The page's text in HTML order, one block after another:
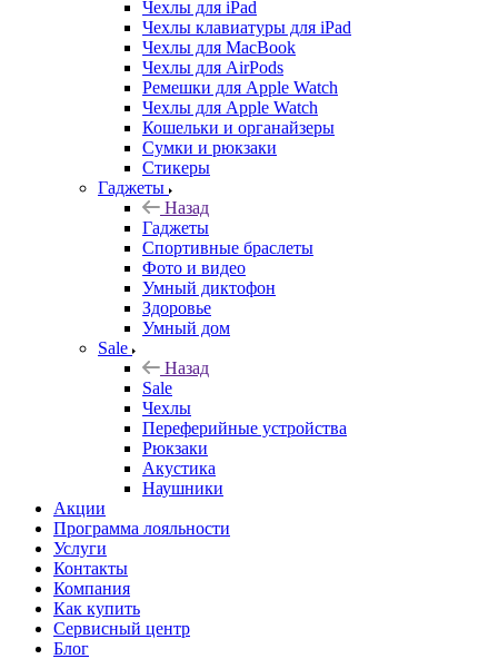
Чехлы для iPad
Чехлы клавиатуры для iPad
Чехлы для MacBook
Чехлы для AirPods
Ремешки для Apple Watch
Чехлы для Apple Watch
Кошельки и органайзеры
Сумки и рюкзаки
Стикеры
Гаджеты
Назад
Гаджеты
Спортивные браслеты
Фото и видео
Умный диктофон
Здоровье
Умный дом
Sale
Назад
Sale
Чехлы
Переферийные устройства
Рюкзаки
Акустика
Наушники
Акции
Программа лояльности
Услуги
Контакты
Компания
Как купить
Сервисный центр
Блог